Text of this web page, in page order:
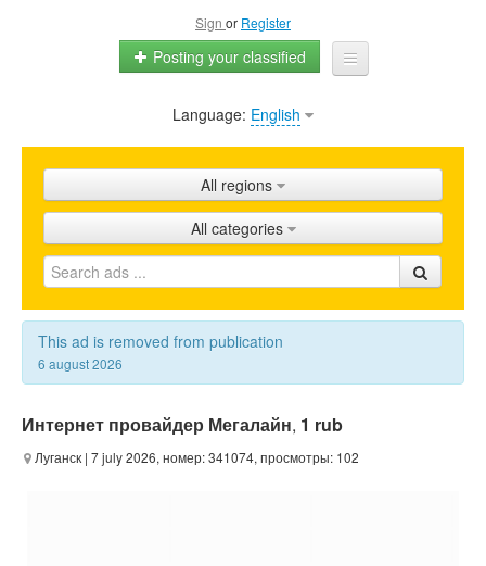
Sign or Register
Posting your classified
Home
Shops
Promotion
FAQ
Blog
Language: English
All regions
All categories
This ad is removed from publication
6 august 2026
Интернет провайдер Мегалайн, 1 rub
Луганск | 7 july 2026, номер: 341074, просмотры: 102